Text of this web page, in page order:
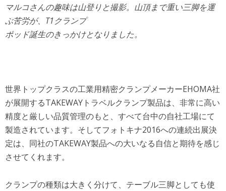
マルコさんの趣味は山登りと撮影。山頂まで重い三脚を運
ぶ苦労が、T1クランプ
ポッド誕生のきっかけとなりました。
世界トップクラスの工業用精密クランプメーカーEHOMA社
が展開するTAKEWAYトラベルクランプ製品は、非常に高い
精度と厳しい品質管理のもと、すべて台中の自社工場にて
製造されています。そしてフォトキナ2016への連続出展決
定は、同社のTAKEWAY製品への大いなる自信と期待を感じ
させてくれます。
クランプの種類は大きく分けて、テーブル三脚としても使